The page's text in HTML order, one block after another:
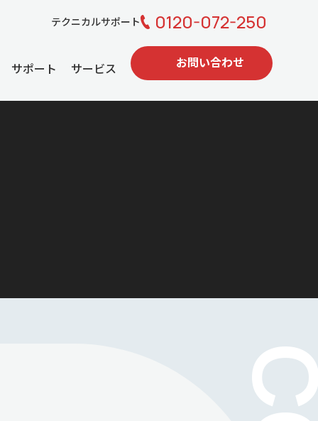
テクニカルサポート 0120-072-250
サポート サービス お問い合わせ